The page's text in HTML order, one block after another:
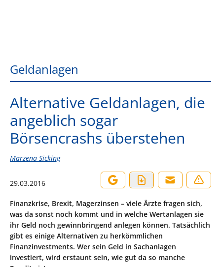
Geldanlagen
Alternative Geldanlagen, die
angeblich sogar
Börsencrashs überstehen
Marzena Sicking
29.03.2016
Finanzkrise, Brexit, Magerzinsen – viele Ärzte fragen sich,
was da sonst noch kommt und in welche Wertanlagen sie
ihr Geld noch gewinnbringend anlegen können. Tatsächlich
gibt es einige Alternativen zu herkömmlichen
Finanzinvestments. Wer sein Geld in Sachanlagen
investiert, wird erstaunt sein, wie gut da so manche